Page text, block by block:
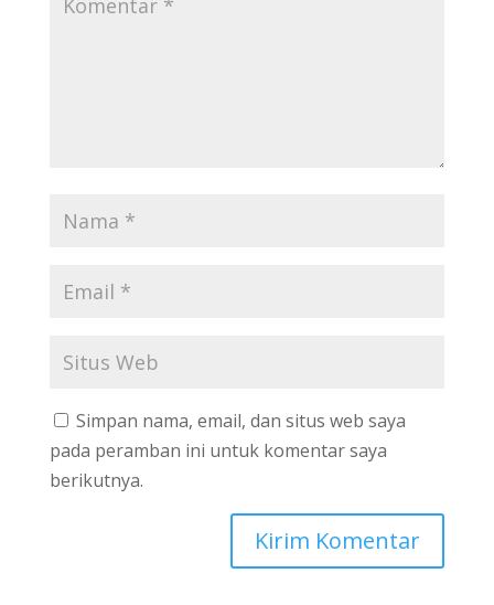
Simpan nama, email, dan situs web saya
pada peramban ini untuk komentar saya
berikutnya.